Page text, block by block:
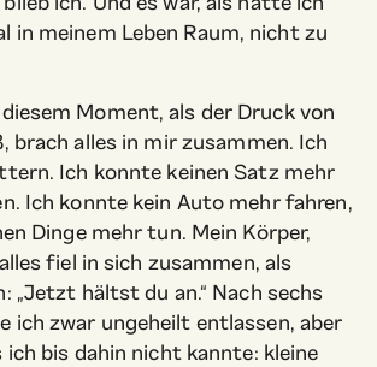
in meinem Leben Raum, nicht zu
Moment, als der Druck von
brach alles in mir zusammen. Ich
Ich konnte keinen Satz mehr
Ich konnte kein Auto mehr fahren,
Dinge mehr tun. Mein Körper,
fiel in sich zusammen, als
„Jetzt hältst du an.“ Nach sechs
ich zwar ungeheilt entlassen, aber
bis dahin nicht kannte: kleine